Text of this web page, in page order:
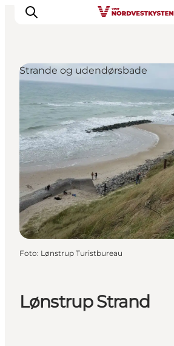
Feriesteder
Inspiration
Handicapvenlig ferie
Events
Overnatning
Planlæg din ferie
Lønstrup Strand
Strande og udendørsbade
Foto: Lønstrup Turistbureau